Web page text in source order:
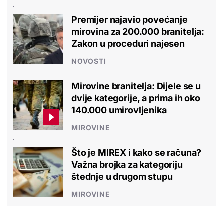
Premijer najavio povećanje
mirovina za 200.000 branitelja:
Zakon u proceduri najesen
NOVOSTI
Mirovine branitelja: Dijele se u
dvije kategorije, a prima ih oko
140.000 umirovljenika
MIROVINE
Što je MIREX i kako se računa?
Važna brojka za kategoriju
štednje u drugom stupu
MIROVINE